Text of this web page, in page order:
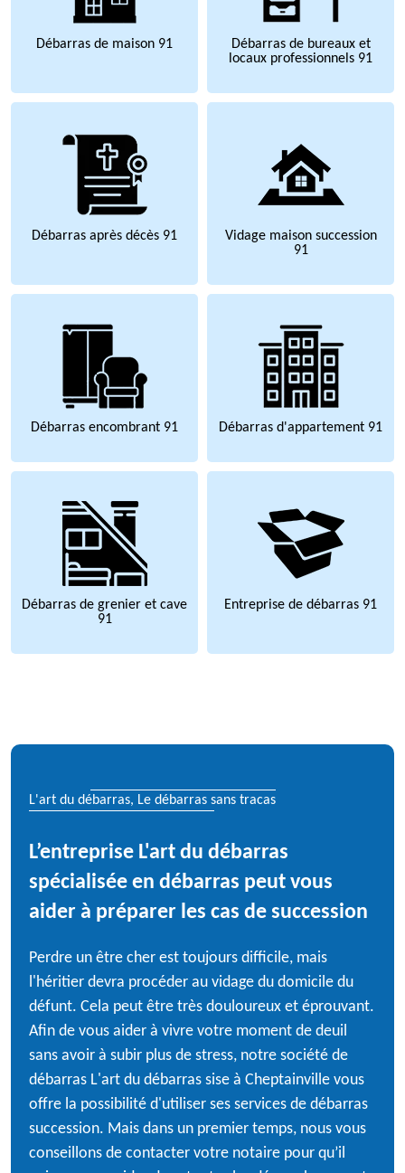
Débarras de maison 91
Débarras de bureaux et
locaux professionnels 91
Débarras après décès 91
Vidage maison succession
91
Débarras encombrant 91 Débarras d'appartement 91
Débarras de grenier et cave
91
Entreprise de débarras 91
L'art du débarras, Le débarras sans tracas
L’entreprise L'art du débarras
spécialisée en débarras peut vous
aider à préparer les cas de succession
Perdre un être cher est toujours difficile, mais
l'héritier devra procéder au vidage du domicile du
défunt. Cela peut être très douloureux et éprouvant.
Afin de vous aider à vivre votre moment de deuil
sans avoir à subir plus de stress, notre société de
débarras L'art du débarras sise à Cheptainville vous
offre la possibilité d'utiliser ses services de débarras
succession. Mais dans un premier temps, nous vous
conseillons de contacter votre notaire pour qu’il